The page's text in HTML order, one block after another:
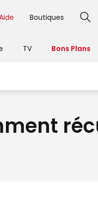
Boutiques
TV Bons Plans